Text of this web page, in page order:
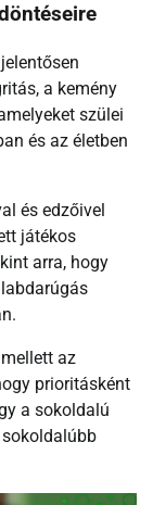
a kemény
szülei
és az életben
és edzőivel
játékos
arra, hogy
az
prioritásként
a sokoldalú